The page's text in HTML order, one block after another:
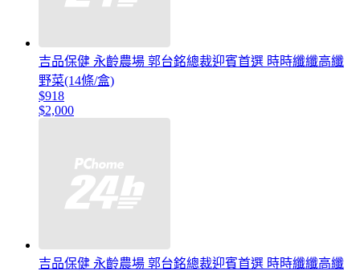
吉品保健 永齡農場 郭台銘總裁迎賓首選 時時纖纖高纖
野菜(14條/盒)
$918
$2,000
吉品保健 永齡農場 郭台銘總裁迎賓首選 時時纖纖高纖